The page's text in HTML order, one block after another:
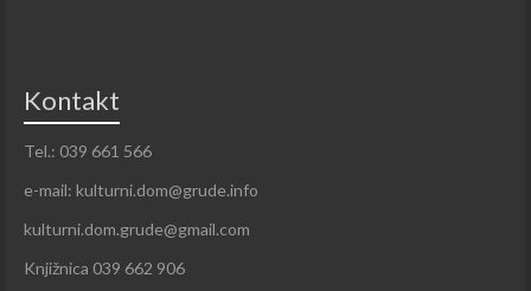
Kontakt
Tel.: 039 661 566
e-mail: kulturni.dom@grude.info
kulturni.dom.grude@gmail.com
Knjižnica 039 662 906